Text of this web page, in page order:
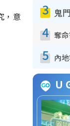
，意 3
4
5
U